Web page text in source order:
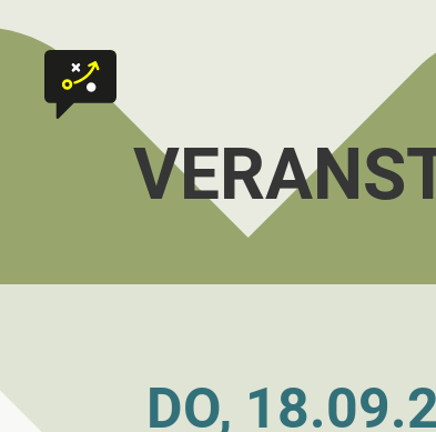
Zur Startseite
DO,